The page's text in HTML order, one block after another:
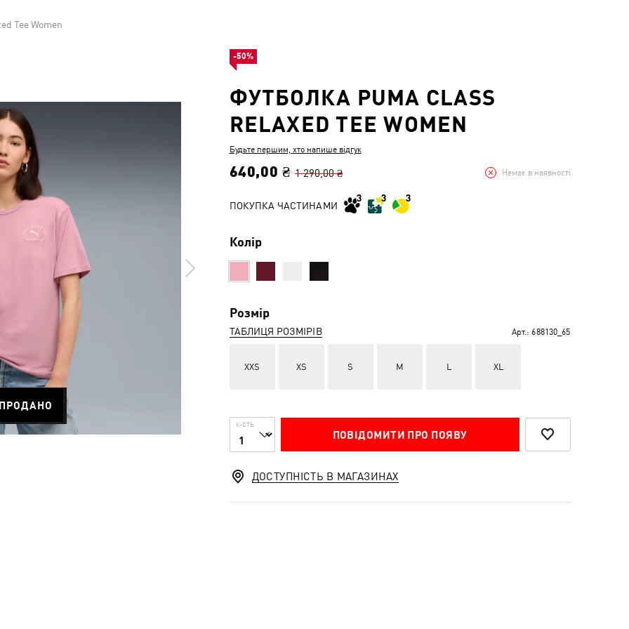
Tee Women
ФУТБОЛКА PUMA CLASS
RELAXED TEE WOMEN
Будьте першим, хто напише відгук
640,00 ₴ 1 290,00 ₴ Немає в наявності
ПОКУПКА ЧАСТИНАМИ
Колір
Розмір
ТАБЛИЦЯ РОЗМІРІВ Арт.: 688130_65
XXS XS S M L XL
К-СТЬ
ПОВІДОМИТИ ПРО ПОЯВУ
-50%
ДОСТУПНІСТЬ В МАГАЗИНАХ